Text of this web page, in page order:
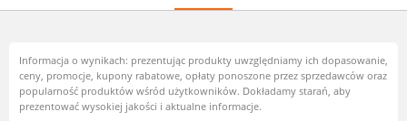
Informacja o wynikach: prezentując produkty uwzględniamy ich dopasowanie,
ceny, promocje, kupony rabatowe, opłaty ponoszone przez sprzedawców oraz
popularność produktów wśród użytkowników. Dokładamy starań, aby
prezentować wysokiej jakości i aktualne informacje.